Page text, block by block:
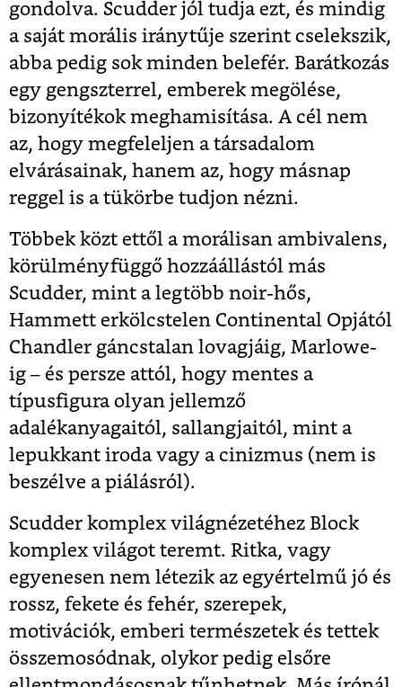
gondolva. Scudder jól tudja ezt, és mindig
a saját morális iránytűje szerint cselekszik,
abba pedig sok minden belefér. Barátkozás
egy gengszterrel, emberek megölése,
bizonyítékok meghamisítása. A cél nem
az, hogy megfeleljen a társadalom
elvárásainak, hanem az, hogy másnap
reggel is a tükörbe tudjon nézni.
Többek közt ettől a morálisan ambivalens,
körülményfüggő hozzáállástól más
Scudder, mint a legtöbb noir-hős,
Hammett erkölcstelen Continental Opjától
Chandler gáncstalan lovagjáig, Marlowe-
ig – és persze attól, hogy mentes a
típusfigura olyan jellemző
adalékanyagaitól, sallangjaitól, mint a
lepukkant iroda vagy a cinizmus (nem is
beszélve a piálásról).
Scudder komplex világnézetéhez Block
komplex világot teremt. Ritka, vagy
egyenesen nem létezik az egyértelmű jó és
rossz, fekete és fehér, szerepek,
motivációk, emberi természetek és tettek
összemosódnak, olykor pedig elsőre